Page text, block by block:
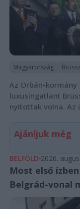
Magyarország
Az Orbán-
luxusingatlant
nyitottak volna. Az
Ajánljuk még
BELFÖLD 2026.
Most első
Belgrád-vonal